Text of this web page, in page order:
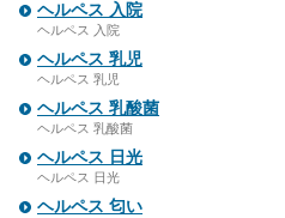
ヘルペス 入院
ヘルペス 入院
ヘルペス 乳児
ヘルペス 乳児
ヘルペス 乳酸菌
ヘルペス 乳酸菌
ヘルペス 日光
ヘルペス 日光
ヘルペス 匂い